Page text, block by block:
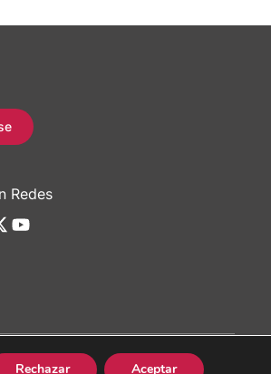
Redes
Aceptar
Rechazar